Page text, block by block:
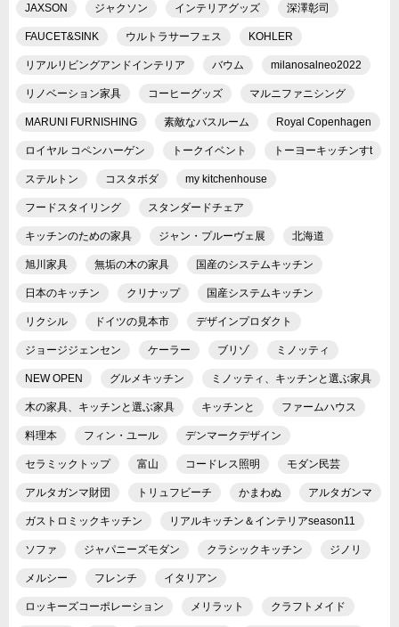
JAXSON ジャクソン インテリアグッズ 深澤彰司
FAUCET&SINK ウルトラサーフェス KOHLER
リアルリビングアンドインテリア バウム milanosalneo2022
リノベーション家具 コーヒーグッズ マルニファニシング
MARUNI FURNISHING 素敵なバスルーム Royal Copenhagen
ロイヤル コペンハーゲン トークイベント トーヨーキッチンすt
ステルトン コスタボダ my kitchenhouse
フードスタイリング スタンダードチェア
キッチンのための家具 ジャン・プルーヴェ展 北海道
旭川家具 無垢の木の家具 国産のシステムキッチン
日本のキッチン クリナップ 国産システムキッチン
リクシル ドイツの見本市 デザインプロダクト
ジョージジェンセン ケーラー ブリゾ ミノッティ
NEW OPEN グルメキッチン ミノッティ、キッチンと選ぶ家具
木の家具、キッチンと選ぶ家具 キッチンと ファームハウス
料理本 フィン・ユール デンマークデザイン
セラミックトップ 富山 コードレス照明 モダン民芸
アルタガンマ財団 トリュフビーチ かまわぬ アルタガンマ
ガストロミックキッチン リアルキッチン＆インテリアseason11
ソファ ジャパニーズモダン クラシックキッチン ジノリ
メルシー フレンチ イタリアン
ロッキーズコーポレーション メリラット クラフトメイド